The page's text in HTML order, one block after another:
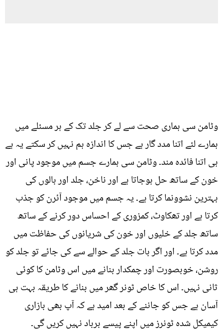
وٹامن سی ہماری صحت سے لے کر جلد تک کے ہر مسئلے میں
ہمارے لئے اتنا مدد گار ہے جس کا اندازہ ہم نہیں کر سکتے یہ ہے
ہی اتنا فائدہ مند۔ وٹامن سی ہمارے جسم میں موجود پانی اور
خون کے ساتھ حل ہوجاتا ہے اور ناخن، جلد اور بالوں کی
بہترین نشوونما کرتا ہے۔ یہ جسم میں موجود آئرن کو جذب
کرتا ہے اور تھکاوٹ، کمزوری کے احساس دور کرنے کے ساتھ
ساتھ جلد کے خلیوں اور خون کی شریانوں کی حفاظت میں
مدد کرتا ہے۔ اور اگر بات جلد کے حوالے سے کی جائے تو جلد کو
روشن، خوبصورت اور چمکدار بنانے میں اس وٹامن کا کوئی
ثانی نہیں۔ اس کا خاص ٹونر گھر میں بنانے کا طریقہ بہت ہی
آسان ہے جس کو جاننے کے بعد امید ہے کہ آپ بھی بازاری
کیمیکل شدہ ٹونرز میں اپنے پیسے برباد نہیں کریں گی۔